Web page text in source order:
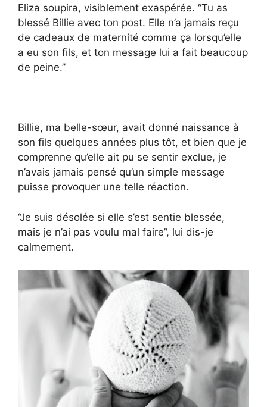
Eliza soupira, visiblement exaspérée. “Tu as
blessé Billie avec ton post. Elle n’a jamais reçu
de cadeaux de maternité comme ça lorsqu’elle
a eu son fils, et ton message lui a fait beaucoup
de peine.”
Billie, ma belle-sœur, avait donné naissance à
son fils quelques années plus tôt, et bien que je
comprenne qu’elle ait pu se sentir exclue, je
n’avais jamais pensé qu’un simple message
puisse provoquer une telle réaction.
“Je suis désolée si elle s’est sentie blessée,
mais je n’ai pas voulu mal faire”, lui dis-je
calmement.